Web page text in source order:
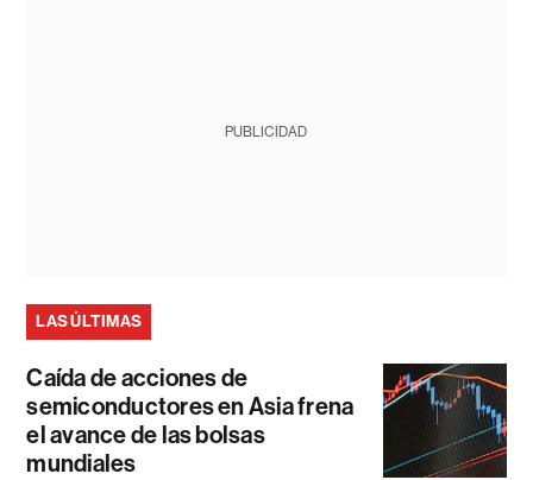
PUBLICIDAD
LAS ÚLTIMAS
Caída de acciones de
semiconductores en Asia frena
el avance de las bolsas
mundiales